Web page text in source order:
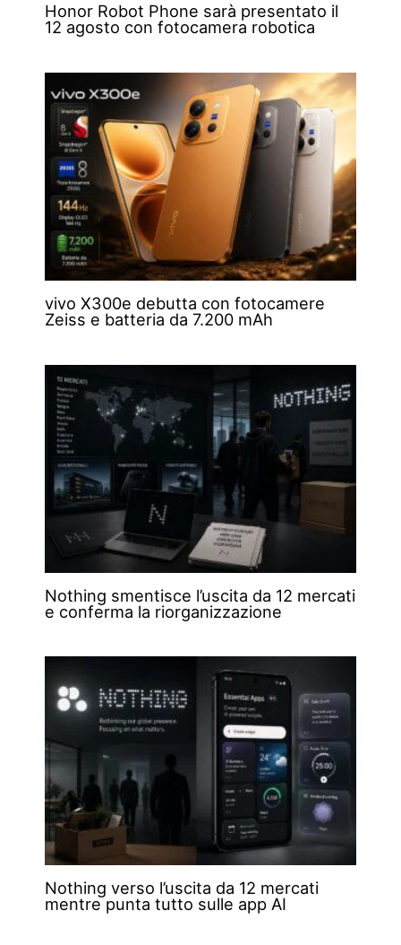
Honor Robot Phone sarà presentato il
12 agosto con fotocamera robotica
vivo X300e debutta con fotocamere
Zeiss e batteria da 7.200 mAh
Nothing smentisce l’uscita da 12 mercati
e conferma la riorganizzazione
Nothing verso l’uscita da 12 mercati
mentre punta tutto sulle app AI